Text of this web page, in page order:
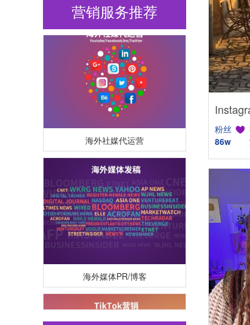
粉丝
86w
营销服务推荐
海外社媒代运营
海外媒体PR/博客